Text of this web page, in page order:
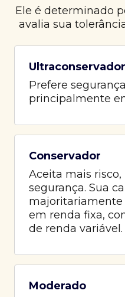
Ele é determinado
avalia sua
Ultraconservador
Prefere
principalmente
Conservador
Aceita mais
segurança. Sua
em renda fixa,
de renda variável.
Moderado